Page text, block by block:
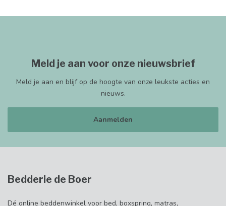
Meld je aan voor onze nieuwsbrief
Meld je aan en blijf op de hoogte van onze leukste acties en
nieuws.
Aanmelden
Bedderie de Boer
Dé online beddenwinkel voor bed, boxspring, matras,